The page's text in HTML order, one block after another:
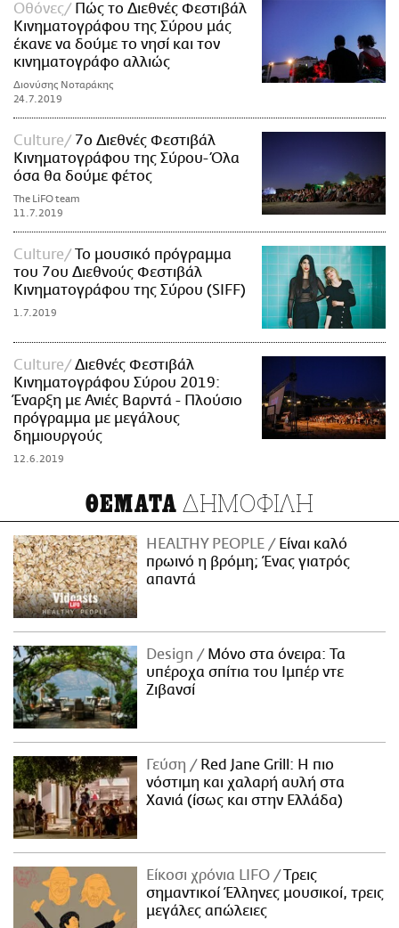
Οθόνες
Πώς το Διεθνές Φεστιβάλ
Κινηματογράφου της Σύρου μάς
έκανε να δούμε το νησί και τον
κινηματογράφο αλλιώς
Διονύσης Νοταράκης
24.7.2019
Culture
7ο Διεθνές Φεστιβάλ
Κινηματογράφου της Σύρου-Όλα
όσα θα δούμε φέτος
The LiFO team
11.7.2019
Culture
Το μουσικό πρόγραμμα
του 7ου Διεθνούς Φεστιβάλ
Κινηματογράφου της Σύρου (SIFF)
1.7.2019
Culture
Διεθνές Φεστιβάλ
Κινηματογράφου Σύρου 2019:
Έναρξη με Ανιές Βαρντά - Πλούσιο
πρόγραμμα με μεγάλους
δημιουργούς
12.6.2019
ΘΕΜΑΤΑ ΔΗΜΟΦΙΛΗ
HEALTHY PEOPLE
Είναι καλό
πρωινό η βρόμη; Ένας γιατρός
απαντά
Design
Μόνο στα όνειρα: Τα
υπέροχα σπίτια του Ιμπέρ ντε
Ζιβανσί
Γεύση
Red Jane Grill: Η πιο
νόστιμη και χαλαρή αυλή στα
Χανιά (ίσως και στην Ελλάδα)
Είκοσι χρόνια LIFO
Tρεις
σημαντικοί Έλληνες μουσικοί, τρεις
μεγάλες απώλειες